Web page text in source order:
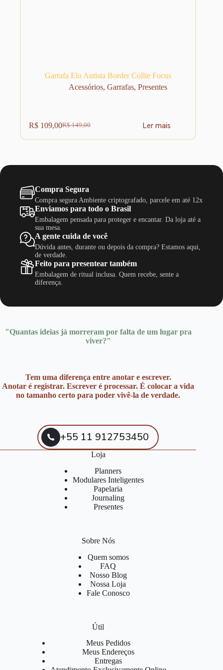
Garrafa Elo Autista Border Collie Focus
Acessórios,Garrafas,Presentes
R$149,00
O
preço
R$ 149,00.
R$109,00O
preço
R$ 109,00.
Ler mais
Compra Segura
Compra segura Ambiente criptografado, parcele em até 12x
Enviamos para todo o Brasil
Embalagem pensada para proteger e encantar. Da loja até a
sua mesa.
A gente cuida de você
Dúvida antes, durante ou depois da compra? Estamos aqui,
de verdade.
Feito para presentear também
Embalagem de ritual inclusa. Quem recebe, sente a
diferença.
"Quantas ideias já morreram por falta de um lugar pra
viver?"
Tem uma diferença entre anotar e escrever.
Anotar é registrar. Escrever é processar. É colocar a vida
no tamanho certo para poder vivê-la de verdade.
+55 11 912753450
Loja
Planners
Modulares Inteligentes
Papelaria
Journaling
Presentes
Sobre Nós
Quem somos
FAQ
Nosso Blog
Nossa Loja
Fale Conosco
Útil
Meus Pedidos
Meus Endereços
Entregas